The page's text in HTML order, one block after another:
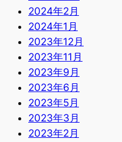
2024年2月
2024年1月
2023年12月
2023年11月
2023年9月
2023年6月
2023年5月
2023年3月
2023年2月